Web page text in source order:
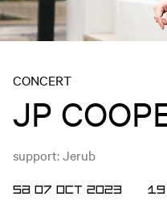
CONCERT
JP
support: Jerub
SA 07 OCT 2023